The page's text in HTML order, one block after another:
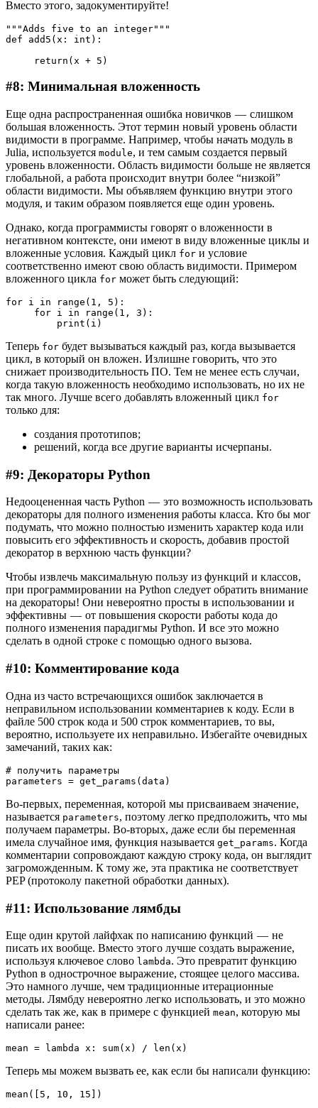
Вместо этого, задокументируйте!
"""Adds five to an integer"""
def add5(x: int):
     return(x + 5)
#8: Минимальная вложенность
Еще одна распространенная ошибка новичков — слишком
большая вложенность. Этот термин новый уровень области
видимости в программе. Например, чтобы начать модуль в
Julia, используется module, и тем самым создается первый
уровень вложенности. Область видимости больше не является
глобальной, а работа происходит внутри более “низкой”
области видимости. Мы объявляем функцию внутри этого
модуля, и таким образом появляется еще один уровень.
Однако, когда программисты говорят о вложенности в
негативном контексте, они имеют в виду вложенные циклы и
вложенные условия. Каждый цикл for и условие
соответственно имеют свою область видимости. Примером
вложенного цикла for может быть следующий:
for i in range(1, 5):
     for i in range(1, 3):
         print(i)
Теперь for будет вызываться каждый раз, когда вызывается
цикл, в который он вложен. Излишне говорить, что это
снижает производительность ПО. Тем не менее есть случаи,
когда такую вложенность необходимо использовать, но их не
так много. Лучше всего добавлять вложенный цикл for
только для:
создания прототипов;
решений, когда все другие варианты исчерпаны.
#9: Декораторы Python
Недооцененная часть Python — это возможность использовать
декораторы для полного изменения работы класса. Кто бы мог
подумать, что можно полностью изменить характер кода или
повысить его эффективность и скорость, добавив простой
декоратор в верхнюю часть функции?
Чтобы извлечь максимальную пользу из функций и классов,
при программировании на Python следует обратить внимание
на декораторы! Они невероятно просты в использовании и
эффективны — от повышения скорости работы кода до
полного изменения парадигмы Python. И все это можно
сделать в одной строке с помощью одного вызова.
#10: Комментирование кода
Одна из часто встречающихся ошибок заключается в
неправильном использовании комментариев к коду. Если в
файле 500 строк кода и 500 строк комментариев, то вы,
вероятно, используете их неправильно. Избегайте очевидных
замечаний, таких как:
# получить параметры
parameters = get_params(data)
Во-первых, переменная, которой мы присваиваем значение,
называется parameters, поэтому легко предположить, что мы
получаем параметры. Во-вторых, даже если бы переменная
имела случайное имя, функция называется get_params. Когда
комментарии сопровождают каждую строку кода, он выглядит
загроможденным. К тому же, эта практика не соответствует
PEP (протоколу пакетной обработки данных).
#11: Использование лямбды
Еще один крутой лайфхак по написанию функций — не
писать их вообще. Вместо этого лучше создать выражение,
используя ключевое слово lambda. Это превратит функцию
Python в однострочное выражение, стоящее целого массива.
Это намного лучше, чем традиционные итерационные
методы. Лямбду невероятно легко использовать, и это можно
сделать так же, как в примере с функцией mean, которую мы
написали ранее:
mean = lambda x: sum(x) / len(x)
Теперь мы можем вызвать ее, как если бы написали функцию:
mean([5, 10, 15])